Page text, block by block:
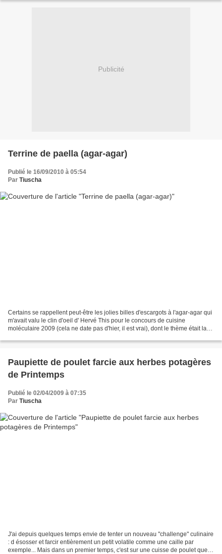
Publicité
Terrine de paella (agar-agar)
Publié le 16/09/2010 à 05:54
Par Tiuscha
Certains se rappellent peut-être les jolies billes d'escargots à l'agar-agar qui
m'avait valu le clin d'oeil d' Hervé This pour le concours de cuisine
moléculaire 2009 (cela ne date pas d'hier, il est vrai), dont le thème était la
Paupiette de poulet farcie aux herbes potagères
de Printemps
Publié le 02/04/2009 à 07:35
Par Tiuscha
J'ai depuis quelques temps envie de tenter un nouveau "challenge" culinaire
: d ésosser et farcir entièrement un petit volatile comme une caille par
exemple... Mais dans un premier temps, c'est sur une cuisse de poulet que je